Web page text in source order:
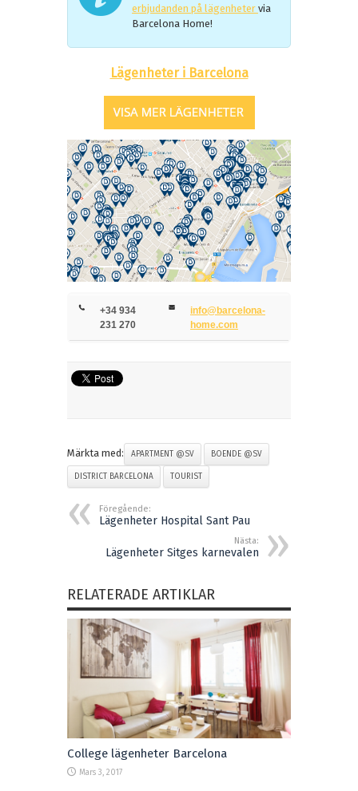
erbjudanden på lägenheter via
Barcelona Home!
Lägenheter i Barcelona
+34 934
231 270
info@barcelona-
home.com
Märkta med: APARTMENT @SV BOENDE @SV
DISTRICT BARCELONA TOURIST
Föregående:
Lägenheter Hospital Sant Pau
Nästa:
Lägenheter Sitges karnevalen
RELATERADE ARTIKLAR
College lägenheter Barcelona
Mars 3, 2017